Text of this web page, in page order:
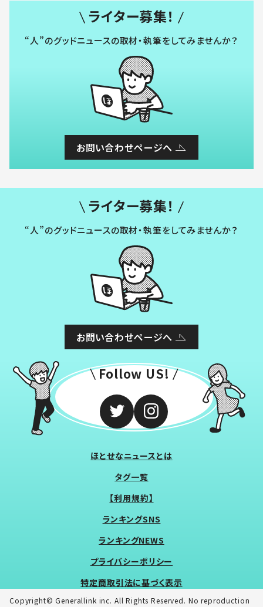
ライター募集！
“人”のグッドニュースの取材・執筆をしてみませんか？
お問い合わせページへ
ライター募集！
“人”のグッドニュースの取材・執筆をしてみませんか？
お問い合わせページへ
Follow US!
ほとせなニュースとは
タグ一覧
【利用規約】
ランキングSNS
ランキングNEWS
プライバシーポリシー
特定商取引法に基づく表示
Copyright© Generallink inc. All Rights Reserved. No reproduction